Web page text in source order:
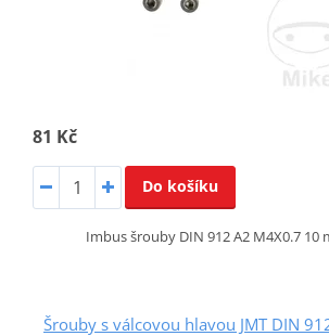
81 Kč
Do košíku
Imbus šrouby DIN 912 A2 M4X0.7 10
Šrouby s válcovou hlavou JMT DIN